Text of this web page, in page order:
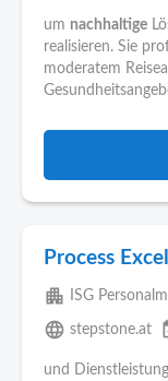
um nachhaltige
realisieren. Sie
moderatem
Process
apartment ISG
language stepstone.at
und